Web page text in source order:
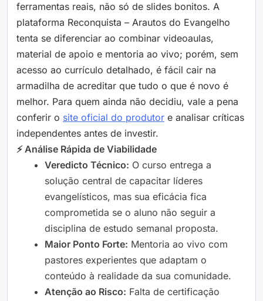
ferramentas reais, não só de slides bonitos. A
plataforma Reconquista – Arautos do Evangelho
tenta se diferenciar ao combinar videoaulas,
material de apoio e mentoria ao vivo; porém, sem
acesso ao currículo detalhado, é fácil cair na
armadilha de acreditar que tudo o que é novo é
melhor. Para quem ainda não decidiu, vale a pena
conferir o site oficial do produtor e analisar críticas
independentes antes de investir.
⚡ Análise Rápida de Viabilidade
Veredicto Técnico: O curso entrega a
solução central de capacitar líderes
evangelísticos, mas sua eficácia fica
comprometida se o aluno não seguir a
disciplina de estudo semanal proposta.
Maior Ponto Forte: Mentoria ao vivo com
pastores experientes que adaptam o
conteúdo à realidade da sua comunidade.
Atenção ao Risco: Falta de certificação